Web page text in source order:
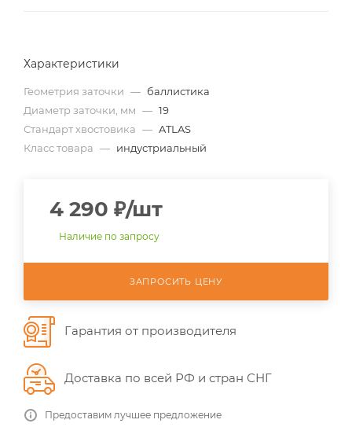
Характеристики
Геометрия заточки — баллистика
Диаметр заточки, мм — 19
Стандарт хвостовика — ATLAS
Класс товара — индустриальный
4 290 ₽/шт
Наличие по запросу
ЗАПРОСИТЬ ЦЕНУ
Гарантия от производителя
Доставка по всей РФ и стран СНГ
Предоставим лучшее предложение